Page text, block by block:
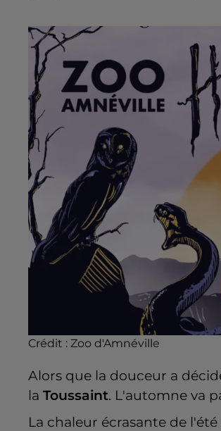
Crédit : Zoo d'Amnéville
Alors que la douceur a
la Toussaint. L'automne va
La chaleur écrasante de